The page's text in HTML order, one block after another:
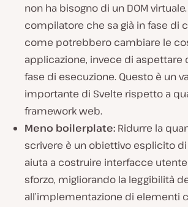
non ha bisogno di un DOM
compilatore che sa già in fase di
come potrebbero cambiare le
applicazione, invece di aspettare
fase di esecuzione. Questo è un
importante di Svelte rispetto a
framework web.
Meno boilerplate: Ridurre la
scrivere è un obiettivo esplicito di
aiuta a costruire interfacce
sforzo, migliorando la leggibilità
all’implementazione di elementi